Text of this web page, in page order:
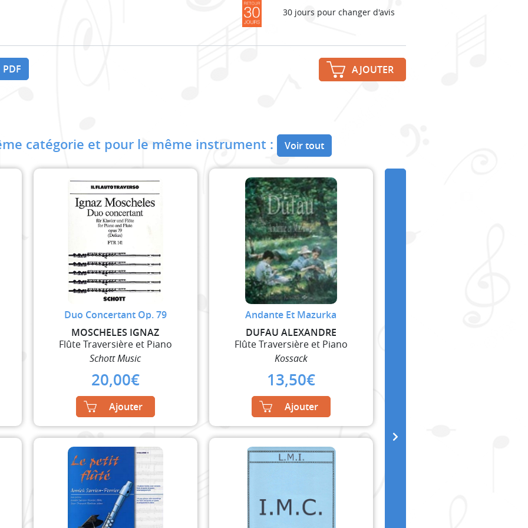
30 jours pour changer d'avis
AJOUTER
catégorie et pour le même instrument : Voir tout
Duo Concertant Op. 79
MOSCHELES IGNAZ
Flûte Traversière et Piano
Schott Music
20,00€
Ajouter
Andante Et Mazurka
DUFAU ALEXANDRE
Flûte Traversière et Piano
Kossack
13,50€
Ajouter